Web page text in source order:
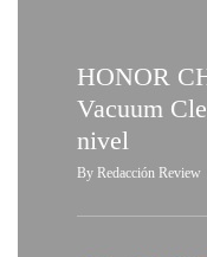
HONOR
Vacuum
nivel
By Redacción Review